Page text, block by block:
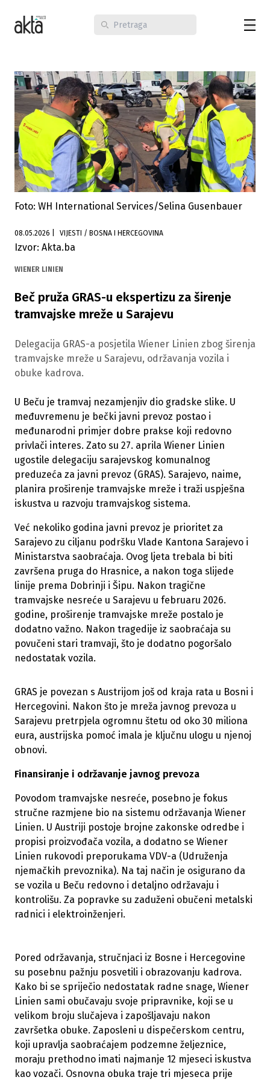
Foto: WH International Services/Selina Gusenbauer
08.05.2026 VIJESTI / BOSNA I HERCEGOVINA
Izvor: Akta.ba
WIENER LINIEN
Beč pruža GRAS-u ekspertizu za širenje
tramvajske mreže u Sarajevu
Delegacija GRAS-a posjetila Wiener Linien zbog širenja
tramvajske mreže u Sarajevu, održavanja vozila i
obuke kadrova.
U Beču je tramvaj nezamjenjiv dio gradske slike. U
međuvremenu je bečki javni prevoz postao i
međunarodni primjer dobre prakse koji redovno
privlači interes. Zato su 27. aprila Wiener Linien
ugostile delegaciju sarajevskog komunalnog
preduzeća za javni prevoz (GRAS). Sarajevo, naime,
planira proširenje tramvajske mreže i traži uspješna
iskustva u razvoju tramvajskog sistema.
Već nekoliko godina javni prevoz je prioritet za
Sarajevo zu ciljanu podršku Vlade Kantona Sarajevo i
Ministarstva saobraćaja. Ovog ljeta trebala bi biti
završena pruga do Hrasnice, a nakon toga slijede
linije prema Dobrinji i Šipu. Nakon tragične
tramvajske nesreće u Sarajevu u februaru 2026.
godine, proširenje tramvajske mreže postalo je
dodatno važno. Nakon tragedije iz saobraćaja su
povučeni stari tramvaji, što je dodatno pogoršalo
nedostatak vozila.
GRAS je povezan s Austrijom još od kraja rata u Bosni i
Hercegovini. Nakon što je mreža javnog prevoza u
Sarajevu pretrpjela ogromnu štetu od oko 30 miliona
eura, austrijska pomoć imala je ključnu ulogu u njenoj
obnovi.
Finansiranje i održavanje javnog prevoza
Povodom tramvajske nesreće, posebno je fokus
stručne razmjene bio na sistemu održavanja Wiener
Linien. U Austriji postoje brojne zakonske odredbe i
propisi proizvođača vozila, a dodatno se Wiener
Linien rukovodi preporukama VDV-a (Udruženja
njemačkih prevoznika). Na taj način je osigurano da
se vozila u Beču redovno i detaljno održavaju i
kontrolišu. Za popravke su zaduženi obučeni metalski
radnici i elektroinženjeri.
Pored održavanja, stručnjaci iz Bosne i Hercegovine
su posebnu pažnju posvetili i obrazovanju kadrova.
Kako bi se spriječio nedostatak radne snage, Wiener
Linien sami obučavaju svoje pripravnike, koji se u
velikom broju slučajeva i zapošljavaju nakon
završetka obuke. Zaposleni u dispečerskom centru,
koji upravlja saobraćajem podzemne željeznice,
moraju prethodno imati najmanje 12 mjeseci iskustva
kao vozači. Osnovna obuka traje tri mjeseca prije